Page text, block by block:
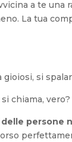
a te una
La tua
si
chiama,
delle persone